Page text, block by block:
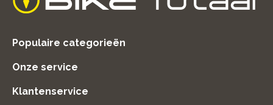
home
Populaire categorieën
Onze service
Klantenservice